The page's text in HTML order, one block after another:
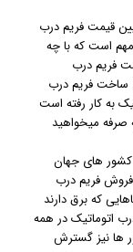
قیمت فریم درب
مهم است که با چه
فریم درب
ساخت فریم درب
به کار رفته است
صرفه میخواهید
کشور های جهان
فریم درب
که برق دارند
اتوماتیک در همه
ها نیز گسترش